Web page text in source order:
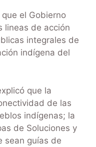
el Gobierno
lineas de acción
integrales de
indígena del
que la
de las
indígenas; la
de Soluciones y
sean guías de